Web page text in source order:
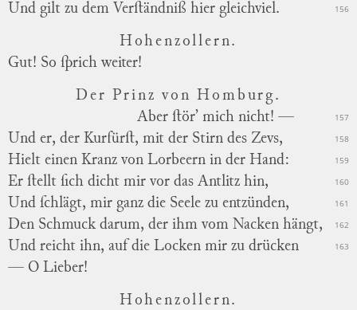
Und gilt zu dem Verſtändniß hier gleichviel. 156
Hohenzollern.
Gut! So ſprich weiter!
Der Prinz von Homburg.
Aber ſtör’ mich nicht! —
157
Und er, der Kurfürſt, mit der Stirn des Zevs, 158
Hielt einen Kranz von Lorbeern in der Hand: 159
Er ſtellt ſich dicht mir vor das Antlitz hin, 160
Und ſchlägt, mir ganz die Seele zu entzünden, 161
Den Schmuck darum, der ihm vom Nacken hängt, 162
Und reicht ihn, auf die Locken mir zu drücken 163
— O Lieber!
Hohenzollern.